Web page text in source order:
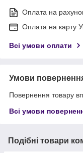
Оплата на
Оплата на карту
Всі умови оплати
Умови
Повернення товару
Всі умови
Подібні товари